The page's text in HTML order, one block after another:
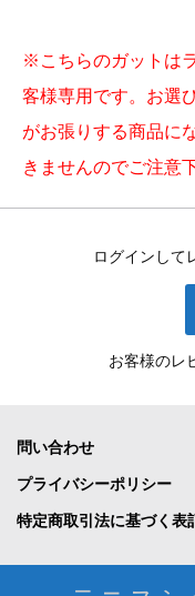
※こちらのガットは
客様専用です。お選
がお張りする商品に
きませんのでご注意
ログインして
お客様のレ
問い合わせ
プライバシーポリシー
特定商取引法に基づく表